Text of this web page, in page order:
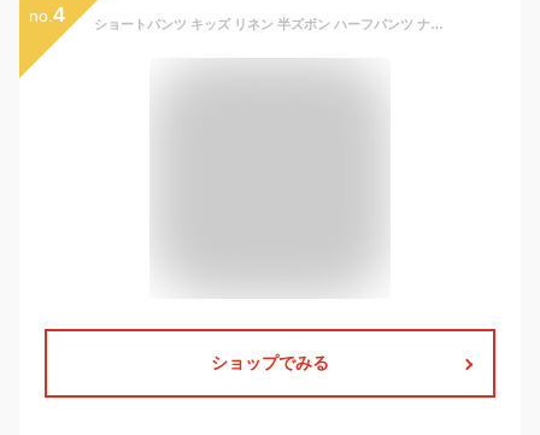
no. 4 ショートパンツ キッズ リネン 半ズボン ハーフパンツ ナチュラル 韓国 子供服 男の子 女の子 短パン 無地 夏 キッズファッション 保育園着 涼しい 暑さ対策 白 速乾 80cm 90cm 100cm 110cm 120cm 130cm 韓国子供服 マリンキャッスル
ショップでみる